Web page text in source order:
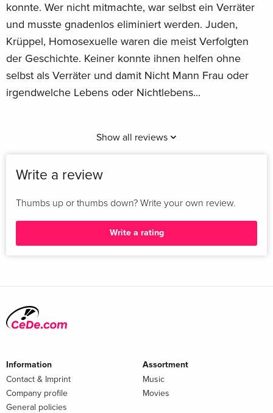
konnte. Wer nicht mitmachte, war selbst ein Verräter
und musste gnadenlos eliminiert werden. Juden,
Krüppel, Homosexuelle waren die meist Verfolgten
der Geschichte. Keiner konnte ihnen helfen ohne
selbst als Verräter und damit Nicht Mann Frau oder
irgendwelche Lebens oder Nichtlebens...
Show all reviews
Write a review
Thumbs up or thumbs down? Write your own review.
Write a rating
Information
Contact & Imprint
Company profile
General policies
Assortment
Music
Movies